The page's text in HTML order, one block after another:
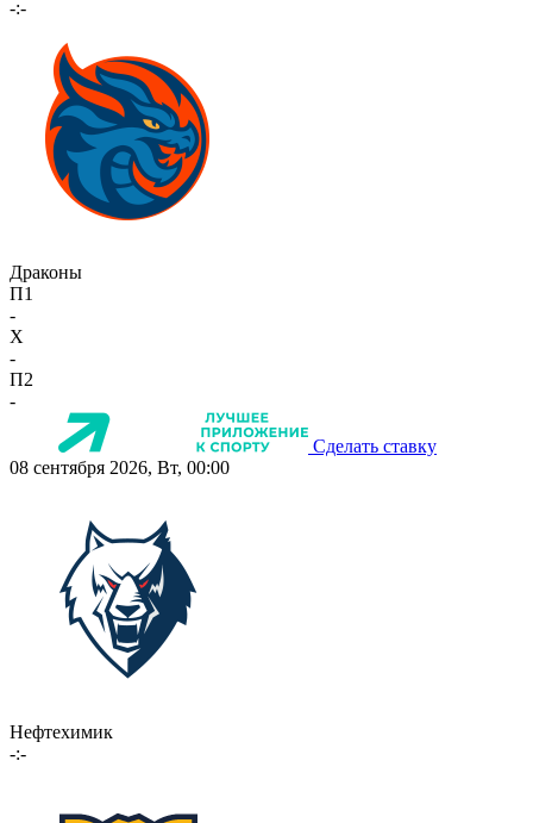
-:-
Драконы
П1
-
X
-
П2
-
Сделать ставку
08 сентября 2026, Вт, 00:00
Нефтехимик
-:-